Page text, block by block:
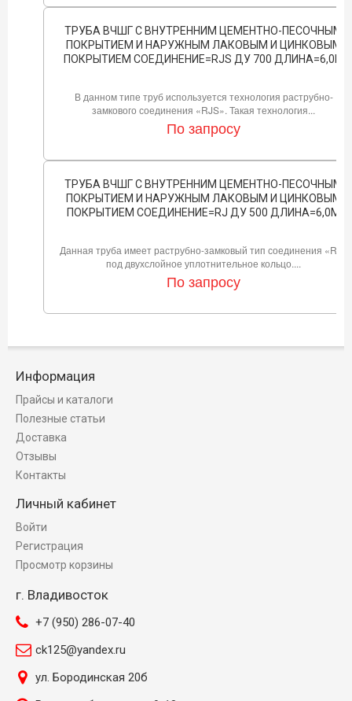
ТРУБА ВЧШГ С ВНУТРЕННИМ ЦЕМЕНТНО-ПЕСОЧНЫМ
ПОКРЫТИЕМ И НАРУЖНЫМ ЛАКОВЫМ И ЦИНКОВЫМ
ПОКРЫТИЕМ СОЕДИНЕНИЕ=RJS ДУ 700 ДЛИНА=6,0М
В данном типе труб используется технология раструбно-
замкового соединения «RJS». Такая технология...
По запросу
ТРУБА ВЧШГ С ВНУТРЕННИМ ЦЕМЕНТНО-ПЕСОЧНЫМ
ПОКРЫТИЕМ И НАРУЖНЫМ ЛАКОВЫМ И ЦИНКОВЫМ
ПОКРЫТИЕМ СОЕДИНЕНИЕ=RJ ДУ 500 ДЛИНА=6,0М
Данная труба имеет раструбно-замковый тип соединения «RJ»
под двухслойное уплотнительное кольцо....
По запросу
Информация
Прайсы и каталоги
Полезные статьи
Доставка
Отзывы
Контакты
Личный кабинет
Войти
Регистрация
Просмотр корзины
г. Владивосток
+7 (950) 286-07-40
ck125@yandex.ru
ул. Бородинская 20б